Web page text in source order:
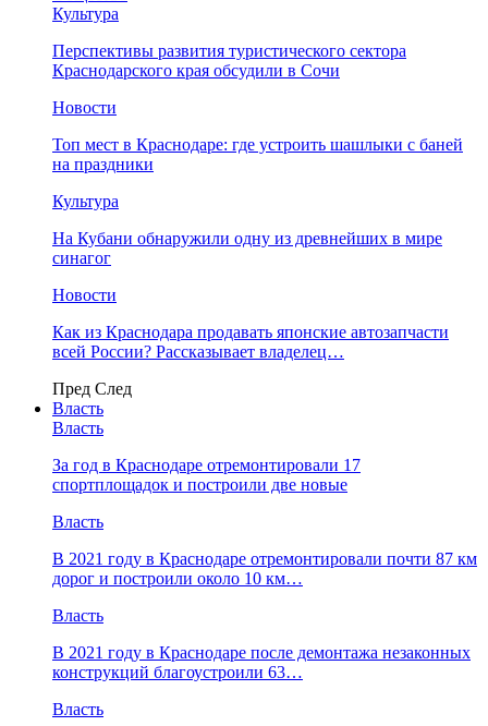
Культура
Перспективы развития туристического сектора
Краснодарского края обсудили в Сочи
Новости
Топ мест в Краснодаре: где устроить шашлыки с баней
на праздники
Культура
На Кубани обнаружили одну из древнейших в мире
синагог
Новости
Как из Краснодара продавать японские автозапчасти
всей России? Рассказывает владелец…
Пред След
Власть
Власть
За год в Краснодаре отремонтировали 17
спортплощадок и построили две новые
Власть
В 2021 году в Краснодаре отремонтировали почти 87 км
дорог и построили около 10 км…
Власть
В 2021 году в Краснодаре после демонтажа незаконных
конструкций благоустроили 63…
Власть